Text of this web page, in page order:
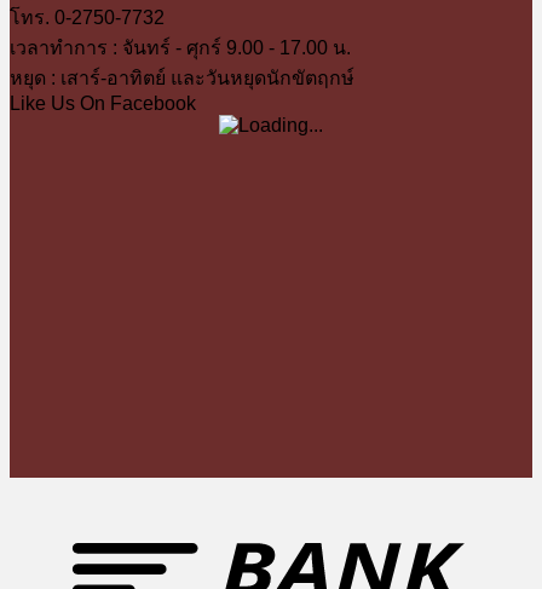
โทร. 0-2750-7732
เวลาทำการ : จันทร์ - ศุกร์ 9.00 - 17.00 น.
หยุด : เสาร์-อาทิตย์ และวันหยุดนักขัตฤกษ์
Like Us On Facebook